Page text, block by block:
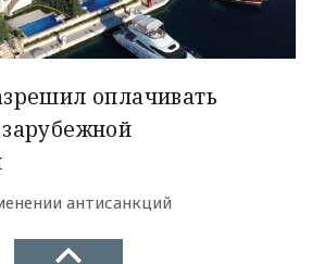
оплачивать
антисанкций